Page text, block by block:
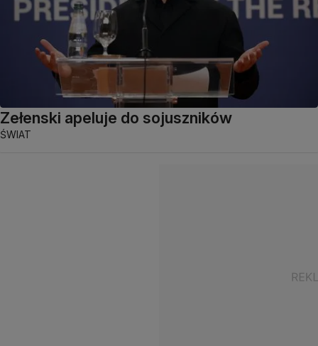
Zełenski apeluje do sojuszników
ŚWIAT